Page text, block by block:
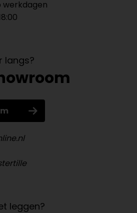
werkdagen
langs?
leggen?